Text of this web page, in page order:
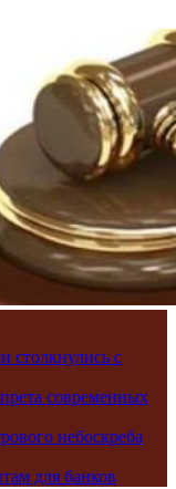
столкнулись с
современных
небоскреба
для банков